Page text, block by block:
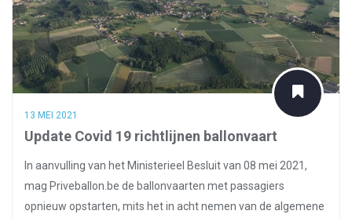
13 MEI 2021
Update Covid 19 richtlijnen ballonvaart
In aanvulling van het Ministerieel Besluit van 08 mei 2021,
mag Priveballon.be de ballonvaarten met passagiers
opnieuw opstarten, mits het in acht nemen van de algemene